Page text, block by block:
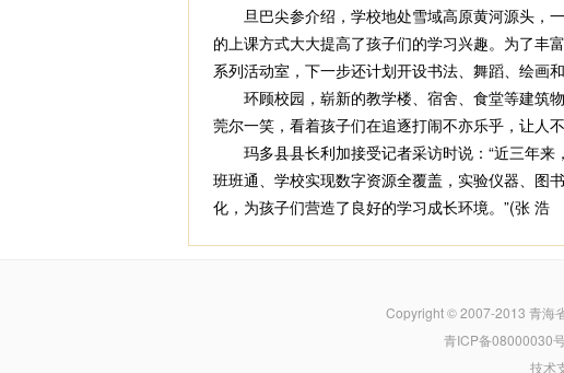
旦巴尖参介绍，学校地处雪域高原黄河源头，一
的上课方式大大提高了孩子们的学习兴趣。为了丰
系列活动室，下一步还计划开设书法、舞蹈、绘画
环顾校园，崭新的教学楼、宿舍、食堂等建筑物
莞尔一笑，看着孩子们在追逐打闹不亦乐乎，让人
玛多县县长利加接受记者采访时说：“近三年来
班班通、学校实现数字资源全覆盖，实验仪器、图
化，为孩子们营造了良好的学习成长环境。”(张
Copyright © 2007-2013 青海
青ICP备08000030
技术